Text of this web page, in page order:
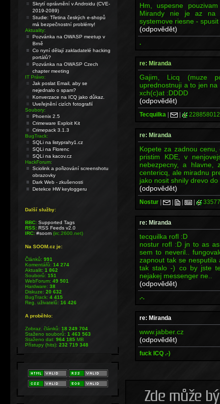
Hm, uspesne
Mirandy nie je az na
systemove riesne -
(odpovědět)
.
re: Miranda
Gajim, Licq (muze
uprednostnuji a to jen
xch(c)at :DDDD
(odpovědět)
Tecquilka | | 228858012
re: Miranda
Kopete za zadnou
pristim KDE, v
nebezpecny, a hlavne,
centericq, ale miradnu
jako nosit shnily drevo
(odpovědět)
Nostur | | | |
re: Miranda
tecquilka rofl :D
nostur rofl :D jn to as
sem to neveril..
zapnout tak se
tak stalo -) co by jste
nejakej messenger ne..
(odpovědět)
.-.
re: Miranda
www.jabber.cz
(odpovědět)
fuck ICQ .-)
Skrytí oprávnění v Androidu (CVE-
2019-2089)
Studie: Třetina českých e-shopů
má bezpečnostní problémy!
Aktuality:
Pozvánka na OWASP meetup v
Brně
Co nyní dělají zakladatelé hacking
portálů?
Pozvánka na OWASP Czech
chapter meeting
IT Právo:
Jak poslat Email, aby se
nejednalo o spam?
Konverzace na ICQ jako důkaz.
Uveřejnění cizích fotografií
Soubory:
Phoenix 2.5
Crimeware Exploit Kit
Crimepack 3.1.3
BugTrack:
SQLi na listyprahy1.cz
SQLi na Florenc
SQLi na kacov.cz
HackForum:
Sciolink a pořizování screenshotu
obrazovky
Dark Web - zkušenosti
Detekce HW keyloggeru
Další služby:
BBC: Supported Tags
RSS: RSS Feeds v2.0
IRC: #soom(irc.2600.net)
Na SOOM.cz je:
Článků:991
Komentářů:14 274
Aktualit:1 862
Souborů:151
WebForum:49 501
Hardware:38
Diskuze:20 632
BugTrack:4 415
Reg. uživatelů:16 426
A proběhlo:
Zobraz. článků:18 249 704
Staženo souborů:1 463 563
Staženo dat:964 185MB
Přístupy (hits):232 719 348